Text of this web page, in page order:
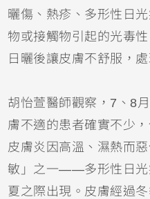
曬傷 、熱疹、多形性日
物或接觸物引起的光毒
日曬後讓皮膚不舒服，
胡怡萱醫師觀察，7、8
膚不適的患者確實不少
皮膚炎 因高溫、濕熱而
敏」之一——多形性日光
夏之際出現。皮膚經過